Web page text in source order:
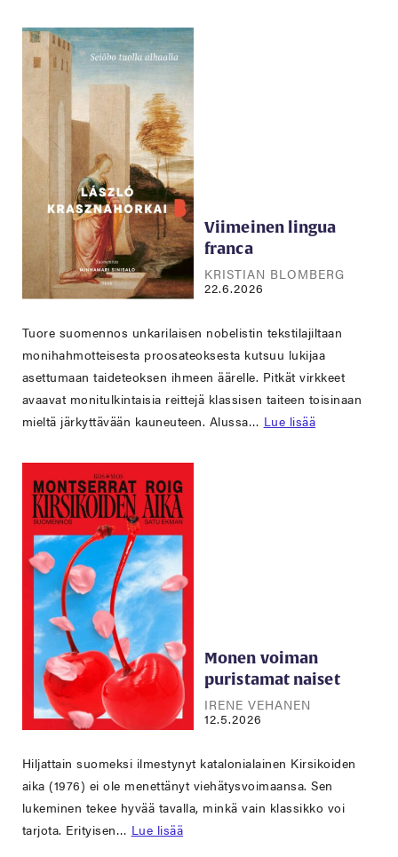
Viimeinen lingua
franca
KRISTIAN BLOMBERG
22.6.2026
Tuore suomennos unkarilaisen nobelistin tekstilajiltaan
monihahmotteisesta proosateoksesta kutsuu lukijaa
asettumaan taideteoksen ihmeen äärelle. Pitkät virkkeet
avaavat monitulkintaisia reittejä klassisen taiteen toisinaan
mieltä järkyttävään kauneuteen. Alussa… Lue lisää
Monen voiman
puristamat naiset
IRENE VEHANEN
12.5.2026
Hiljattain suomeksi ilmestynyt katalonialainen Kirsikoiden
aika (1976) ei ole menettänyt viehätysvoimaansa. Sen
lukeminen tekee hyvää tavalla, minkä vain klassikko voi
tarjota. Erityisen… Lue lisää